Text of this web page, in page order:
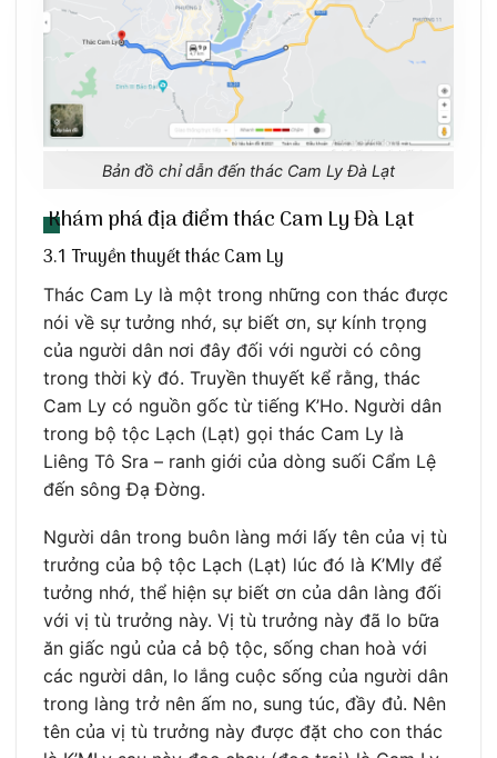
Bản đồ chỉ dẫn đến thác Cam Ly Đà Lạt
Khám phá địa điểm thác Cam Ly Đà Lạt
3.1 Truyền thuyết thác Cam Ly
Thác Cam Ly là một trong những con thác được
nói về sự tưởng nhớ, sự biết ơn, sự kính trọng
của người dân nơi đây đối với người có công
trong thời kỳ đó. Truyền thuyết kể rằng, thác
Cam Ly có nguồn gốc từ tiếng K’Ho. Người dân
trong bộ tộc Lạch (Lạt) gọi thác Cam Ly là
Liêng Tô Sra – ranh giới của dòng suối Cẩm Lệ
đến sông Đạ Đờng.
Người dân trong buôn làng mới lấy tên của vị tù
trưởng của bộ tộc Lạch (Lạt) lúc đó là K’Mly để
tưởng nhớ, thể hiện sự biết ơn của dân làng đối
với vị tù trưởng này. Vị tù trưởng này đã lo bữa
ăn giấc ngủ của cả bộ tộc, sống chan hoà với
các người dân, lo lắng cuộc sống của người dân
trong làng trở nên ấm no, sung túc, đầy đủ. Nên
tên của vị tù trưởng này được đặt cho con thác